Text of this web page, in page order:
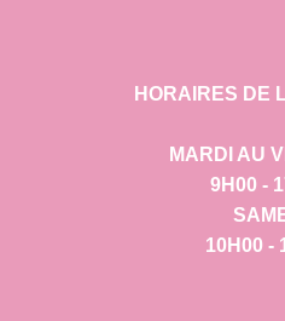
HORAIRES DE
MARDI AU
9H00 -
10H00 -